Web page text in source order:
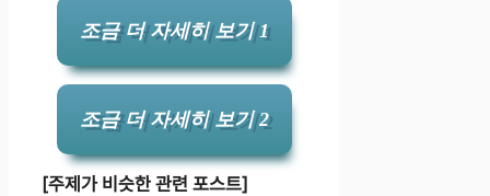
조금 더 자세히 보기 1
조금 더 자세히 보기 2
[주제가 비슷한 관련 포스트]